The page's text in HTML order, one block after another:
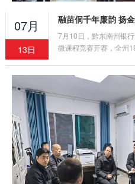
07月
13日
融苗侗千年廉韵 扬
7月10日，黔东南州银
微课程竞赛开赛，全州